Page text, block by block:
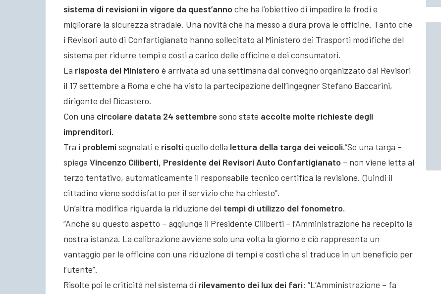
sistema di revisioni in vigore da quest’anno che ha l’obiettivo di impedire le frodi e
migliorare la sicurezza stradale. Una novità che ha messo a dura prova le officine. Tanto che
i Revisori auto di Confartigianato hanno sollecitato al Ministero dei Trasporti modifiche del
sistema per ridurre tempi e costi a carico delle officine e dei consumatori.
La risposta del Ministero è arrivata ad una settimana dal convegno organizzato dai Revisori
il 17 settembre a Roma e che ha visto la partecipazione dell’ingegner Stefano Baccarini,
dirigente del Dicastero.
Con una circolare datata 24 settembre sono state accolte molte richieste degli
imprenditori.
Tra i problemi segnalati e risolti quello della lettura della targa dei veicoli.“Se una targa –
spiega Vincenzo Ciliberti, Presidente dei Revisori Auto Confartigianato – non viene letta al
terzo tentativo, automaticamente il responsabile tecnico certifica la revisione. Quindi il
cittadino viene soddisfatto per il servizio che ha chiesto”.
Un’altra modifica riguarda la riduzione dei tempi di utilizzo del fonometro.
“Anche su questo aspetto – aggiunge il Presidente Ciliberti – l’Amministrazione ha recepito la
nostra istanza. La calibrazione avviene solo una volta la giorno e ciò rappresenta un
vantaggio per le officine con una riduzione di tempi e costi che si traduce in un beneficio per
l’utente”.
Risolte poi le criticità nel sistema di rilevamento dei lux dei fari: “L’Amministrazione – fa